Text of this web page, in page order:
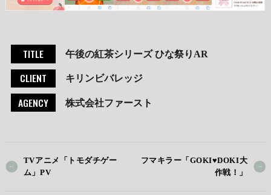
TITLE 午後の紅茶シリーズ ひな祭りAR
CLIENT キリンビバレッジ
AGENCY 株式会社ファースト
TVアニメ「トモダチゲー
ム」PV
フマキラー「GOKI♥DOKI大
作戦！」